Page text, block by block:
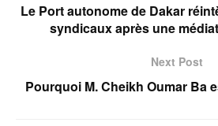
Le Port autonome de Dakar
syndicaux après une
Next Post
Pourquoi M. Cheikh Oumar Ba